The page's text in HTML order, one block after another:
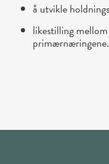
å utvikle
likestilling
primærnæringene.